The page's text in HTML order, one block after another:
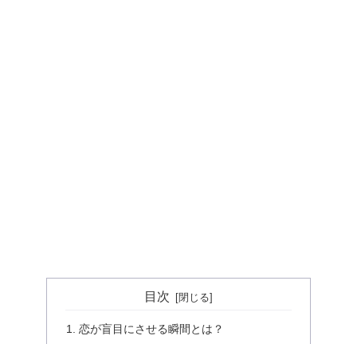
目次
恋が盲目にさせる瞬間とは？